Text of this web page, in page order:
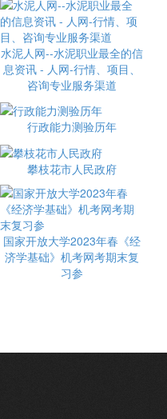
水泥人网--水泥职业最全的信
息资讯 - 人网-行情、项目、
咨询专业服务渠道
行政能力测验历年
攀枝花市人民政府
国家开放大学2023年春《经
济学基础》机考网考期末复
习参